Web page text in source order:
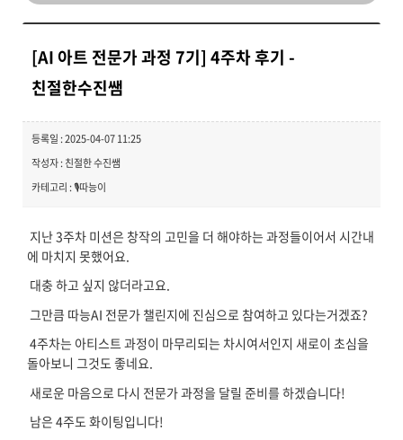
[AI 아트 전문가 과정 7기] 4주차 후기 -
친절한수진쌤
등록일 : 2025-04-07 11:25
작성자 : 친절한 수진쌤
카테고리 : 🎙️따능이
지난 3주차 미션은 창작의 고민을 더 해야하는 과정들이어서 시간내
에 마치지 못했어요.
대충 하고 싶지 않더라고요.
그만큼 따능AI 전문가 챌린지에 진심으로 참여하고 있다는거겠죠?
4주차는 아티스트 과정이 마무리되는 차시여서인지 새로이 초심을
돌아보니 그것도 좋네요.
새로운 마음으로 다시 전문가 과정을 달릴 준비를 하겠습니다!
남은 4주도 화이팅입니다!